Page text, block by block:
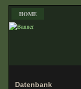
HOME
Datenbank